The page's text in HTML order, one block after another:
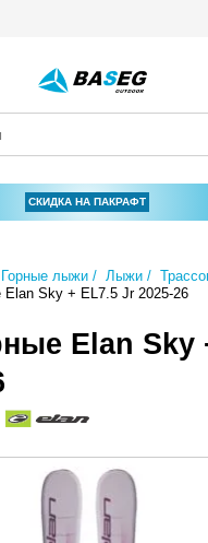
СКИДКА НА ПАКРАФТ
Горные лыжи Лыжи
Sky + EL7.5 Jr 2025-26
Elan Sky